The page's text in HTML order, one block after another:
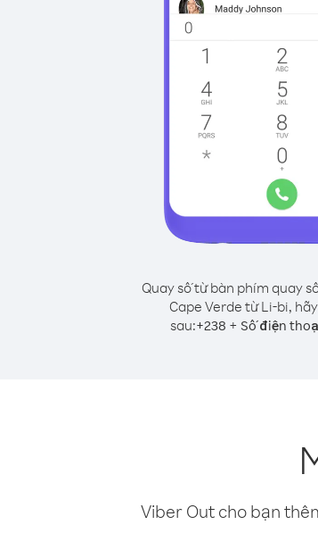
Quay số từ bàn phím quay
Cape Verde từ Li-bi,
sau:+238 + Số điện
Viber Out cho bạn